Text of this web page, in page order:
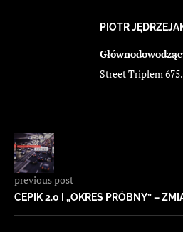
PIOTR
Street Triplem 675.
previous post
CEPIK 2.0 I „OKRES PRÓBNY” –